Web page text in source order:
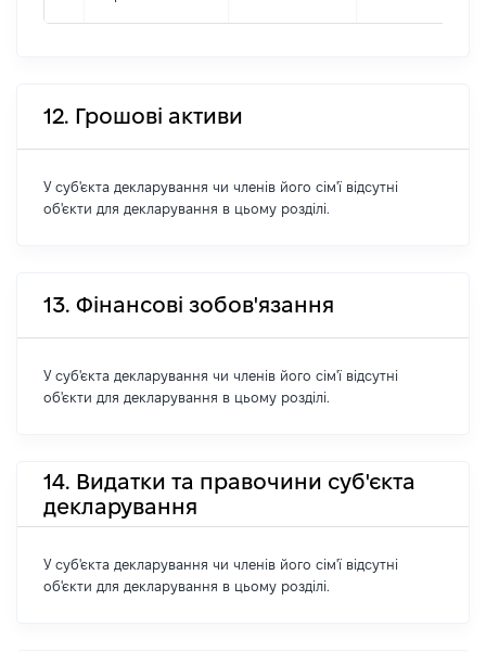
12. Грошові активи
У суб'єкта декларування чи членів його сім'ї відсутні
об'єкти для декларування в цьому розділі.
13. Фінансові зобов'язання
У суб'єкта декларування чи членів його сім'ї відсутні
об'єкти для декларування в цьому розділі.
14. Видатки та правочини суб'єкта
декларування
У суб'єкта декларування чи членів його сім'ї відсутні
об'єкти для декларування в цьому розділі.